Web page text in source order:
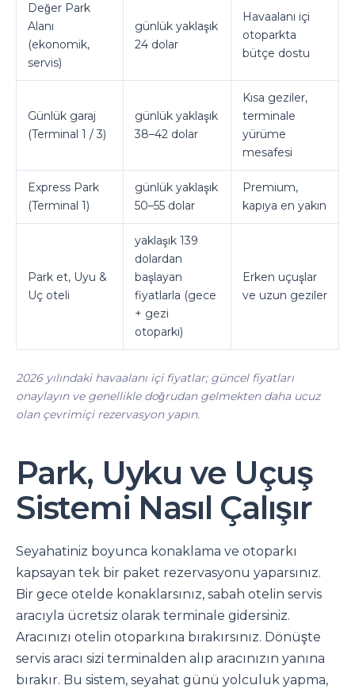
Değer Park
Alanı
(ekonomik,
servis)
günlük yaklaşık
24 dolar
Havaalanı içi
otoparkta
bütçe dostu
Günlük garaj
(Terminal 1 / 3)
günlük yaklaşık
38–42 dolar
Kısa geziler,
terminale
yürüme
mesafesi
Express Park
(Terminal 1)
günlük yaklaşık
50–55 dolar
Premium,
kapıya en yakın
Park et, Uyu &
Uç oteli
yaklaşık 139
dolardan
başlayan
fiyatlarla (gece
+ gezi
otoparkı)
Erken uçuşlar
ve uzun geziler
2026 yılındaki havaalanı içi fiyatlar; güncel fiyatları
onaylayın ve genellikle doğrudan gelmekten daha ucuz
olan çevrimiçi rezervasyon yapın.
Park, Uyku ve Uçuş
Sistemi Nasıl Çalışır
Seyahatiniz boyunca konaklama ve otoparkı
kapsayan tek bir paket rezervasyonu yaparsınız.
Bir gece otelde konaklarsınız, sabah otelin servis
aracıyla ücretsiz olarak terminale gidersiniz.
Aracınızı otelin otoparkına bırakırsınız. Dönüşte
servis aracı sizi terminalden alıp aracınızın yanına
bırakır. Bu sistem, seyahat günü yolculuk yapma,